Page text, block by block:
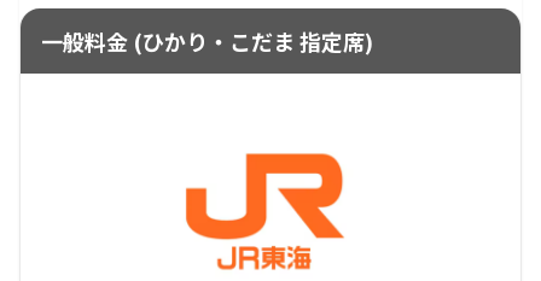
一般料金 (ひかり・こだま 指定席)